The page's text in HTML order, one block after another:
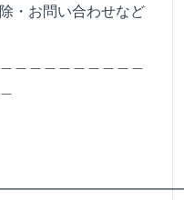
い合わせなど